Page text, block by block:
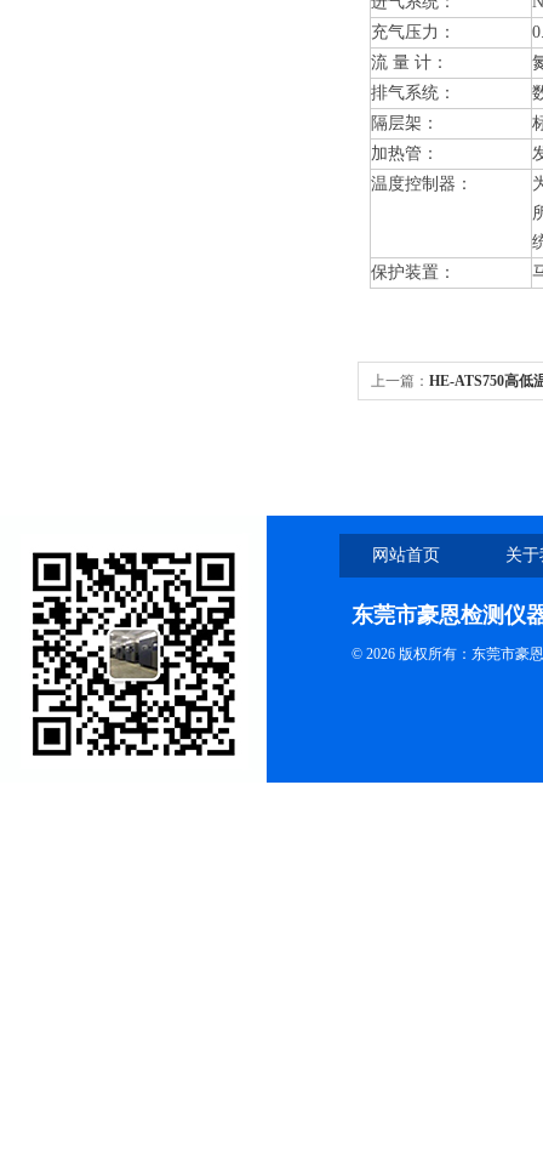
充气压力：
流 量 计：
排气系统：
隔层架：
加热管：
温度控制器：
保护装置：
上一篇： HE-ATS750高低
网站首页 关
东莞市豪恩检测仪
© 2026 版权所有：东莞市豪